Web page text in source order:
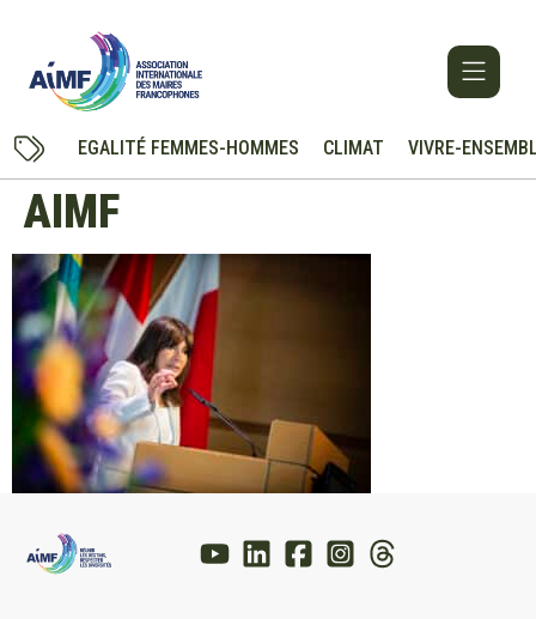
EGALITÉ FEMMES-HOMMES CLIMAT VIVRE-
AIMF